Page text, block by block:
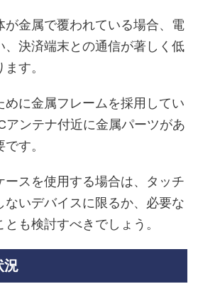
が金属で覆われている場合、電
、決済端末との通信が著しく低
す。
めに金属フレームを採用してい
アンテナ付近に金属パーツがあ
す。
ースを使用する場合は、タッチ
ないデバイスに限るか、必要な
も検討すべきでしょう。
況